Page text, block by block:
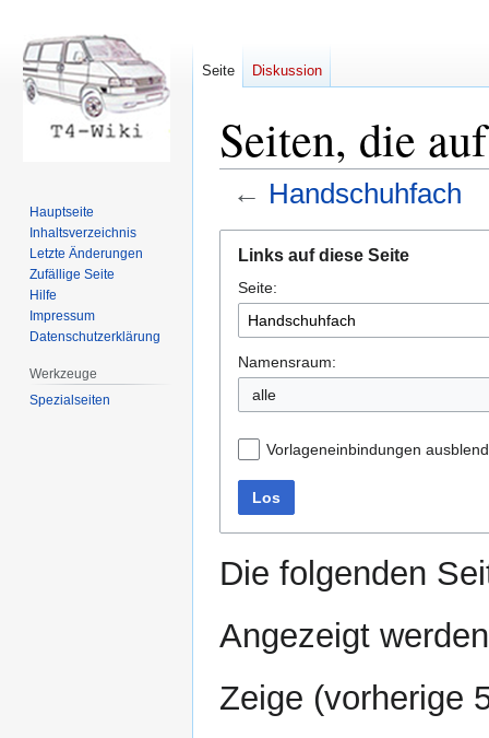
Seiten, die
← Handschuhfach
Navigation
springen
Suche
springen
Links auf diese Seite
Seite:
Namensraum:
Vorlageneinbindungen
Los
Die folgenden
Angezeigt
Zeige (vorherige
Seite Diskussion
Hauptseite
Inhaltsverzeichnis
Letzte Änderungen
Zufällige Seite
Hilfe
Impressum
Datenschutzerklärung
Werkzeuge
Spezialseiten